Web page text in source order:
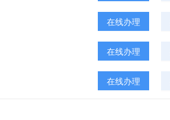
在线办理
在线办理
在线办理